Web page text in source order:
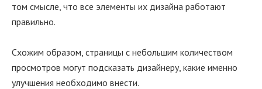
том смысле, что все элементы их дизайна работают
правильно.
Схожим образом, страницы с небольшим количеством
просмотров могут подсказать дизайнеру, какие именно
улучшения необходимо внести.